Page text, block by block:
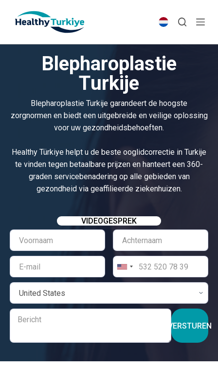
p
t
Blepharoplastie
Turkije
Blepharoplastie Turkije garandeert de hoogste
zorgnormen en biedt een uitgebreide en veilige oplossing
voor uw gezondheidsbehoeften.
Healthy Türkiye helpt u de beste ooglidcorrectie in Turkije
te vinden tegen betaalbare prijzen en hanteert een 360-
graden servicebenadering op alle gebieden van
gezondheid via geaffilieerde ziekenhuizen.
VIDEOGESPREK
VERSTUREN